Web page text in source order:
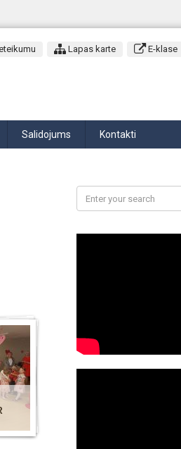
Lapas karte E-klase
Salidojums Kontakti